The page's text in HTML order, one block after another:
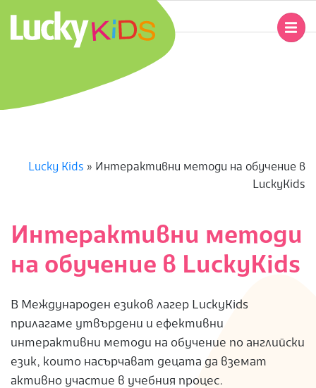
content
U
K
K
I
D
S
Lucky Kids » Интерактивни методи на обучение в
LuckyKids
Интерактивни методи
на обучение в LuckyKids
В Международен езиков лагер LuckyKids
прилагаме утвърдени и ефективни
интерактивни методи на обучение по английски
език, които насърчават децата да вземат
активно участие в учебния процес.